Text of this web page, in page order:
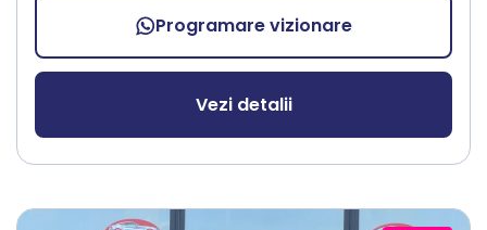
Programare vizionare
Vezi detalii